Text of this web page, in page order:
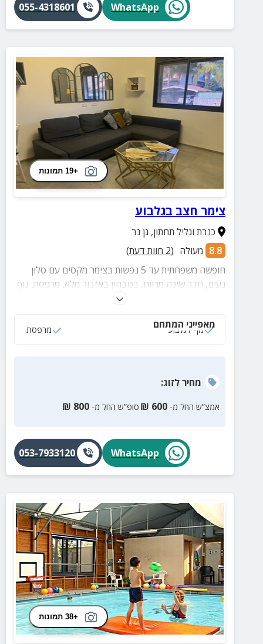
WhatsApp
055-4318601
+19 תמונות
צימר חצב בגלבוע
כנרת וגליל תחתון, גן נר
8.8 מעולה (
2 חוות דעת)
חופשה משפחתית עד 5 נפשות בצימר מקסים עם סלון
נעים, חדר שינה מרווח, בטבחון באזבור מלא, מרפסת, נוף
קסום ואטרקציות בקרבת מקום.
מאפייני המתחם
נוף לגלבוע מרפסת
מחירלזוג:
אמצ”ש החל מ- 600
₪ סופ”ש החל מ- 800
₪
WhatsApp
053-7933120
+38 תמונות